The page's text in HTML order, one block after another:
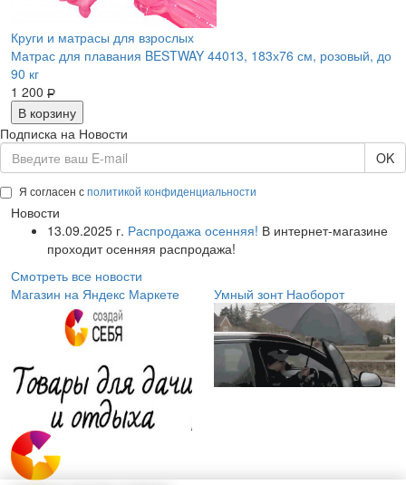
Круги и матрасы для взрослых
Матрас для плавания BESTWAY 44013, 183х76 см, розовый, до
90 кг
1 200 Р
В корзину
Подписка на Новости
OK
Я согласен сполитикой конфиденциальности
Новости
13.09.2025 г. Распродажа осенняя! В интернет-магазине
проходит осенняя распродажа!
Смотреть все новости
Магазин на Яндекс Маркете
Умный зонт Наоборот